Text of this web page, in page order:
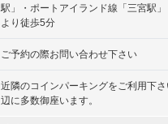
駅」・ポートアイランド線「三宮駅」
より徒歩5分
ご予約の際お問い合わせ下さい
近隣のコインパーキングをご利用下
辺に多数御座います。